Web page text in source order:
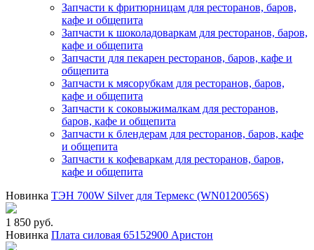
Запчасти к фритюрницам для ресторанов, баров,
кафе и общепита
Запчасти к шоколадоваркам для ресторанов, баров,
кафе и общепита
Запчасти для пекарен ресторанов, баров, кафе и
общепита
Запчасти к мясорубкам для ресторанов, баров,
кафе и общепита
Запчасти к соковыжималкам для ресторанов,
баров, кафе и общепита
Запчасти к блендерам для ресторанов, баров, кафе
и общепита
Запчасти к кофеваркам для ресторанов, баров,
кафе и общепита
Новинка ТЭН 700W Silver для Термекс (WN0120056S)
1 850 руб.
Новинка Плата силовая 65152900 Аристон